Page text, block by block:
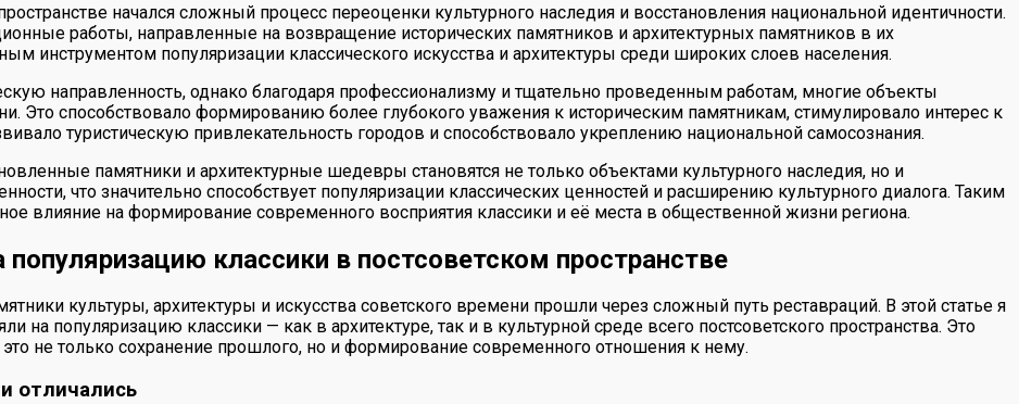
начался сложный процесс переоценки культурного наследия и восстановления национальной идентичности.
работы, направленные на возвращение исторических памятников и архитектурных памятников в их
инструментом популяризации классического искусства и архитектуры среди широких слоев населения.
направленность, однако благодаря профессионализму и тщательно проведенным работам, многие объекты
способствовало формированию более глубокого уважения к историческим памятникам, стимулировало интерес к
туристическую привлекательность городов и способствовало укреплению национальной самосознания.
памятники и архитектурные шедевры становятся не только объектами культурного наследия, но и
что значительно способствует популяризации классических ценностей и расширению культурного диалога. Таким
влияние на формирование современного восприятия классики и её места в общественной жизни региона.
популяризацию классики в постсоветском пространстве
культуры, архитектуры и искусства советского времени прошли через сложный путь реставраций. В этой статье я
на популяризацию классики — как в архитектуре, так и в культурной среде всего постсоветского пространства. Это
не только сохранение прошлого, но и формирование современного отношения к нему.
отличались